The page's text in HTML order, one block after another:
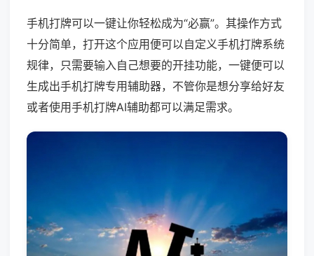
手机打牌可以一键让你轻松成为“必赢”。其操作方式
十分简单，打开这个应用便可以自定义手机打牌系统
规律，只需要输入自己想要的开挂功能，一键便可以
生成出手机打牌专用辅助器，不管你是想分享给好友
或者使用手机打牌AI辅助都可以满足需求。